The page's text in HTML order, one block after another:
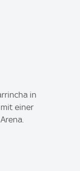
in
einer